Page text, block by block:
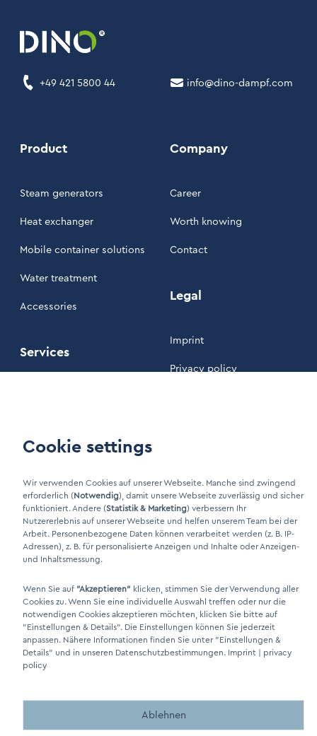
+49 421 5800 44 info@dino-dampf.com
Product
Steam generators
Heat exchanger
Mobile container solutions
Water treatment
Accessories
Services
Company
Career
Worth knowing
Contact
Legal
Imprint
Privacy policy
LinkIn Link
Xing Link
DINO Dampferzeuger GmbH - Electric steam generators "Made in
Germany" 2026
Cookie settings
Wir verwenden Cookies auf unserer Webseite. Manche sind zwingend
erforderlich (Notwendig), damit unsere Webseite zuverlässig und sicher
funktioniert. Andere (Statistik & Marketing) verbessern Ihr
Nutzererlebnis auf unserer Webseite und helfen unserem Team bei der
Arbeit. Personenbezogene Daten können verarbeitet werden (z. B. IP-
Adressen), z. B. für personalisierte Anzeigen und Inhalte oder Anzeigen-
und Inhaltsmessung.
Wenn Sie auf "Akzeptieren" klicken, stimmen Sie der Verwendung aller
Cookies zu. Wenn Sie eine individuelle Auswahl treffen oder nur die
notwendigen Cookies akzeptieren möchten, klicken Sie bitte auf
"Einstellungen & Details". Die Einstellungen können Sie jederzeit
anpassen. Nähere Informationen finden Sie unter "Einstellungen &
Details" und in unseren Datenschutzbestimmungen. Imprint | privacy
policy
Ablehnen